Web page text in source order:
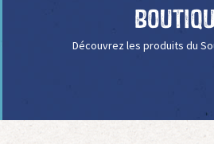
Découvrez les produits du